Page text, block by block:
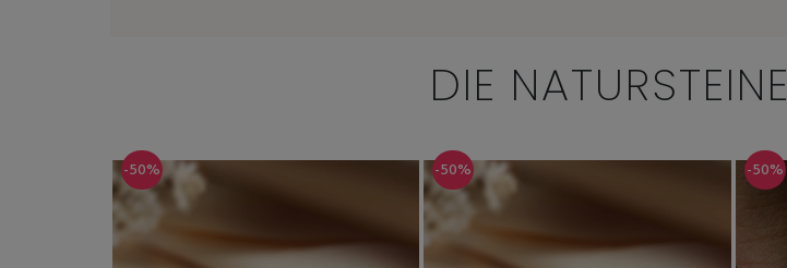
DIE NATURSTEINE
-50% -50% -50%